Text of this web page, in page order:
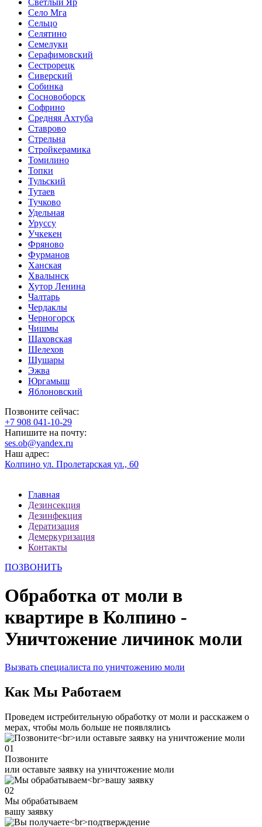
Село Мга
Сельцо
Селятино
Семелуки
Серафимовский
Сестрорецк
Сиверский
Собинка
Сосновоборск
Софрино
Средняя Ахтуба
Ставрово
Стрельна
Стройкерамика
Томилино
Топки
Тульский
Тутаев
Тучково
Удельная
Уруссу
Учкекен
Фряново
Фурманов
Ханская
Хвалынск
Хутор Ленина
Чалтарь
Чердаклы
Черногорск
Чишмы
Шаховская
Шелехов
Шушары
Эжва
Юргамыш
Яблоновский
Позвоните сейчас:
‪+7 908 041-10-29
Напишите на почту:
ses.ob@yandex.ru
Наш адрес:
Колпино ул. Пролетарская ул., 60
Главная
Дезинсекция
Дезинфекция
Дератизация
Демеркуризация
Контакты
ПОЗВОНИТЬ
Обработка от моли в
квартире в Колпино -
Уничтожение личинок моли
Вызвать специалиста по уничтожению моли
Как Мы Работаем
Проведем истребительную обработку от моли и расскажем о
мерах, чтобы моль больше не появлялись
01
Позвоните
или оставьте заявку на уничтожение моли
02
Мы обрабатываем
вашу заявку